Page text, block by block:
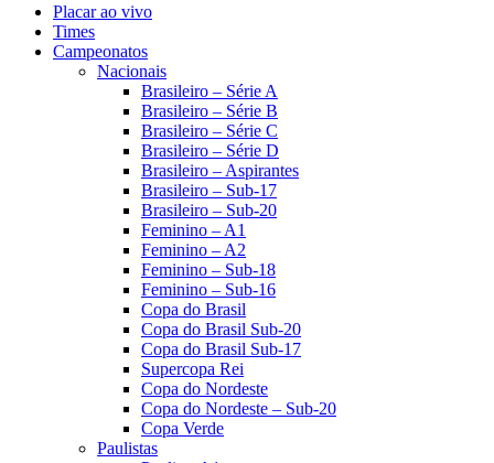
Placar ao vivo
Times
Campeonatos
Nacionais
Brasileiro – Série A
Brasileiro – Série B
Brasileiro – Série C
Brasileiro – Série D
Brasileiro – Aspirantes
Brasileiro – Sub-17
Brasileiro – Sub-20
Feminino – A1
Feminino – A2
Feminino – Sub-18
Feminino – Sub-16
Copa do Brasil
Copa do Brasil Sub-20
Copa do Brasil Sub-17
Supercopa Rei
Copa do Nordeste
Copa do Nordeste – Sub-20
Copa Verde
Paulistas